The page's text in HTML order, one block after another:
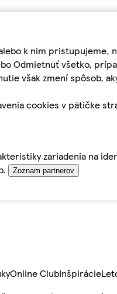
k nim
Odmietnuť všetko,
však zmení spôsob,
cookies v pätičke
zariadenia na
Zoznam partnerov
Online ClubInšpirácie